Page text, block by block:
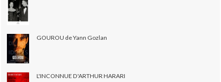
GOUROU de Yann Gozlan
L'INCONNUE D'ARTHUR HARARI